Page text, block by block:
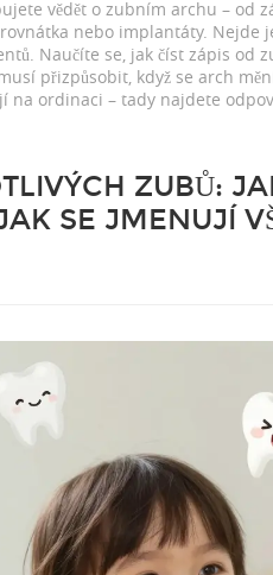
vědět o zubním archu – od
nebo implantáty. Nejde
Naučíte se, jak číst zápis od
přizpůsobit, když se arch
na ordinaci – tady najdete
ZUBŮ:
SE JMENUJÍ